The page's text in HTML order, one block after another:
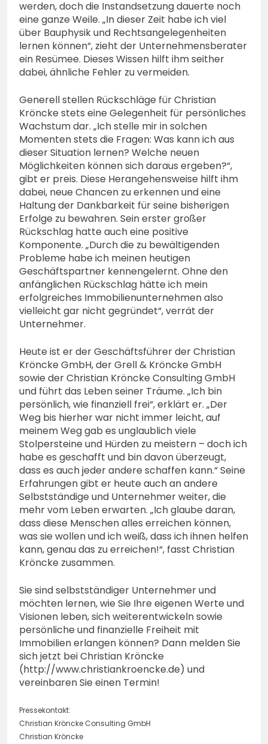
werden, doch die Instandsetzung dauerte noch
eine ganze Weile. „In dieser Zeit habe ich viel
über Bauphysik und Rechtsangelegenheiten
lernen können“, zieht der Unternehmensberater
ein Resümee. Dieses Wissen hilft ihm seither
dabei, ähnliche Fehler zu vermeiden.
Generell stellen Rückschläge für Christian
Kröncke stets eine Gelegenheit für persönliches
Wachstum dar. „Ich stelle mir in solchen
Momenten stets die Fragen: Was kann ich aus
dieser Situation lernen? Welche neuen
Möglichkeiten können sich daraus ergeben?“,
gibt er preis. Diese Herangehensweise hilft ihm
dabei, neue Chancen zu erkennen und eine
Haltung der Dankbarkeit für seine bisherigen
Erfolge zu bewahren. Sein erster großer
Rückschlag hatte auch eine positive
Komponente. „Durch die zu bewältigenden
Probleme habe ich meinen heutigen
Geschäftspartner kennengelernt. Ohne den
anfänglichen Rückschlag hätte ich mein
erfolgreiches Immobilienunternehmen also
vielleicht gar nicht gegründet“, verrät der
Unternehmer.
Heute ist er der Geschäftsführer der Christian
Kröncke GmbH, der Grell & Kröncke GmbH
sowie der Christian Kröncke Consulting GmbH
und führt das Leben seiner Träume. „Ich bin
persönlich, wie finanziell frei“, erklärt er. „Der
Weg bis hierher war nicht immer leicht, auf
meinem Weg gab es unglaublich viele
Stolpersteine und Hürden zu meistern – doch ich
habe es geschafft und bin davon überzeugt,
dass es auch jeder andere schaffen kann.“ Seine
Erfahrungen gibt er heute auch an andere
Selbstständige und Unternehmer weiter, die
mehr vom Leben erwarten. „Ich glaube daran,
dass diese Menschen alles erreichen können,
was sie wollen und ich weiß, dass ich ihnen helfen
kann, genau das zu erreichen!“, fasst Christian
Kröncke zusammen.
Sie sind selbstständiger Unternehmer und
möchten lernen, wie Sie Ihre eigenen Werte und
Visionen leben, sich weiterentwickeln sowie
persönliche und finanzielle Freiheit mit
Immobilien erlangen können? Dann melden Sie
sich jetzt bei Christian Kröncke
(http://www.christiankroencke.de) und
vereinbaren Sie einen Termin!
Pressekontakt:
Christian Kröncke Consulting GmbH
Christian Kröncke